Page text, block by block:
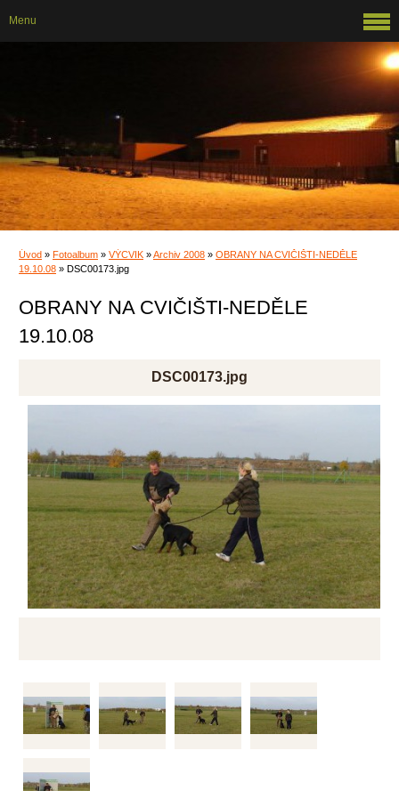
Úvod » Fotoalbum » VÝCVIK »Archiv 2008 » OBRANY NA CVIČIŠTI-NEDĚLE
19.10.08 » DSC00173.jpg
OBRANY NA CVIČIŠTI-NEDĚLE
19.10.08
DSC00173.jpg
Menu